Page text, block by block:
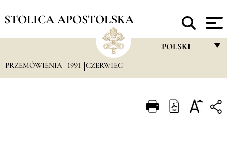
STOLICA APOSTOLSKA
POLSKI
ITALIANO
PRZEMÓWIENIA 1991 CZERWIEC